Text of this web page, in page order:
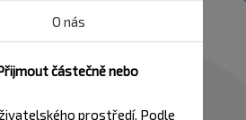
O nás
částečně nebo
prostředí. Podle